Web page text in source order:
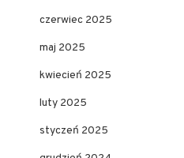
czerwiec 2025
maj 2025
kwiecień 2025
luty 2025
styczeń 2025